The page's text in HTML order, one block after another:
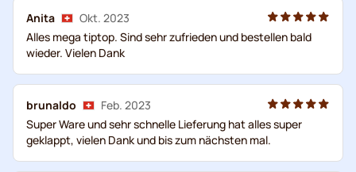
Anita
Okt. 2023
Alles mega tiptop. Sind sehr zufrieden und bestellen bald
wieder. Vielen Dank
brunaldo
Feb. 2023
Super Ware und sehr schnelle Lieferung hat alles super
geklappt, vielen Dank und bis zum nächsten mal.